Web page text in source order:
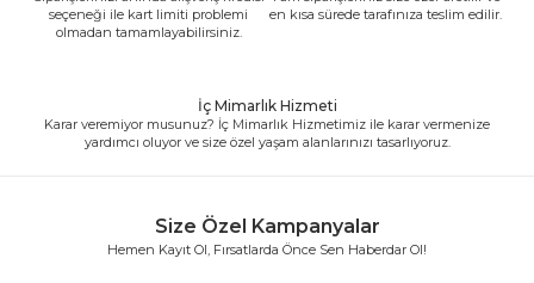
seçeneği ile kart limiti problemi
olmadan tamamlayabilirsiniz.
en kısa sürede tarafınıza teslim edilir.
İç Mimarlık Hizmeti
Karar veremiyor musunuz? İç Mimarlık Hizmetimiz ile karar vermenize
yardımcı oluyor ve size özel yaşam alanlarınızı tasarlıyoruz.
Size Özel Kampanyalar
Hemen Kayıt Ol, Fırsatlarda Önce Sen Haberdar Ol!